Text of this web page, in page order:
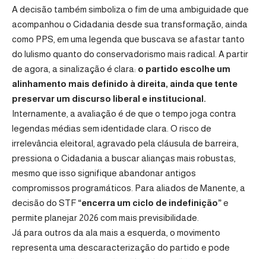
A decisão também simboliza o fim de uma ambiguidade que
acompanhou o Cidadania desde sua transformação, ainda
como PPS, em uma legenda que buscava se afastar tanto
do lulismo quanto do conservadorismo mais radical. A partir
de agora, a sinalização é clara: o partido escolhe um
alinhamento mais definido à direita, ainda que tente
preservar um discurso liberal e institucional.
Internamente, a avaliação é de que o tempo joga contra
legendas médias sem identidade clara. O risco de
irrelevância eleitoral, agravado pela cláusula de barreira,
pressiona o Cidadania a buscar alianças mais robustas,
mesmo que isso signifique abandonar antigos
compromissos programáticos. Para aliados de Manente, a
decisão do STF “encerra um ciclo de indefinição”e
permite planejar 2026 com mais previsibilidade.
Já para outros da ala mais a esquerda, o movimento
representa uma descaracterização do partido e pode